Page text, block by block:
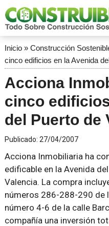
Inicio» Construcción
cinco edificios en la Avenida
Acciona
cinco
del Puerto de
Publicado: 27/04/2007
Acciona Inmobiliaria ha
edificable en la Avenida
Valencia. La compra
números 286-288-290 de
número 4-6 de la calle
compañía una inversión